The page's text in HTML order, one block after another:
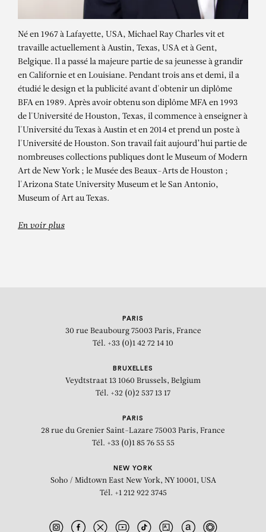
MICHAEL RAY
CHARLES
(Forever Free) Head Y
Né en 1967 à Lafayette, USA, Michael Ray Charles vit et
travaille actuellement à Austin, Texas, USA et à Gent,
Belgique. Il a passé la majeure partie de sa jeunesse à grandir
en Californie et en Louisiane. Pendant trois ans et demi, il a
étudié le design et la publicité avant d'obtenir un diplôme
BFA en 1989. Après avoir obtenu son diplôme MFA en 1993
de l'Université de Houston, Texas, il commence à enseigner à
l'Université du Texas à Austin et en 2014 et prend un poste à
l'Université de Houston. Son travail fait aujourd’hui partie de
nombreuses collections publiques dont le Museum of Modern
Art de New York ; le Musée des Beaux-Arts de Houston ;
l'Arizona State University Museum et le San Antonio,
Museum of Art au Texas.
En voir plus
PARIS
30 rue Beaubourg 75003 Paris, France
Tél. +33 (0)1 42 72 14 10
BRUXELLES
Veydtstraat 13 1060 Brussels, Belgium
Tél. +32 (0)2 537 13 17
PARIS
28 rue du Grenier Saint-Lazare 75003 Paris, France
Tél. +33 (0)1 85 76 55 55
NEW YORK
Soho / Midtown East New York, NY 10001, USA
Tél. +1 212 922 3745